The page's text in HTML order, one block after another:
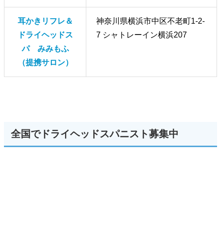
耳かきリフレ＆
ドライヘッドス
パ みみもふ
（提携サロン）
神奈川県横浜市中区不老町1-2-
7 シャトレーイン横浜207
全国でドライヘッドスパニスト募集中